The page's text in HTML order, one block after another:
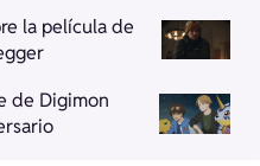
la película de
de Digimon